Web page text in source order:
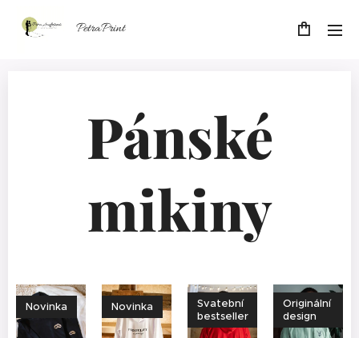
PetraPrint
Pánské
mikiny
Novinka Novinka
Svatební
bestseller
Originální
design